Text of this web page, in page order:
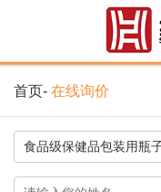
首页- 在线询价